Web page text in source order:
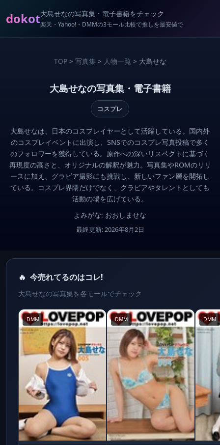
dokot大島せなの写真集・電子書籍をチェック
楽天・Yahoo!・DMMの3モール比較で推しを最安値で
TOP> 写真集 > 人物一覧 > 大島せな
大島せなの写真集・電子書籍
コスプレ
大島せなは、日本のコスプレイヤーとして活躍している。国内外
のコスプレイベントに出演し、SNSでのコスプレ写真投稿で多く
のフォロワーを獲得している。原作への深いリスペクトに基づく
再現度の高さと、オリジナルの解釈が魅力。写真集やROMのリリ
ースに加え、グラビア撮影にも挑戦し、新しいファン層を開拓し
ている。コスプレ界隈だけでなく、グラビアやタレントとしても
活動の場を広げている。
よみがな: おおしませな
最終更新: 2026年8月2日
🔥 今売れてるのはコレ!
大島せなの写真集を各モールでチェック
DMM DMM DMM